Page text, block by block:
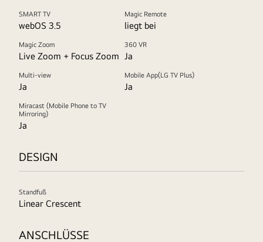
SMART TV
webOS 3.5
Magic Remote
liegt bei
Magic Zoom
Live Zoom + Focus Zoom
360 VR
Ja
Multi-view
Ja
Mobile App(LG TV Plus)
Ja
Miracast (Mobile Phone to TV
Mirroring)
Ja
DESIGN
Standfuß
Linear Crescent
ANSCHLÜSSE